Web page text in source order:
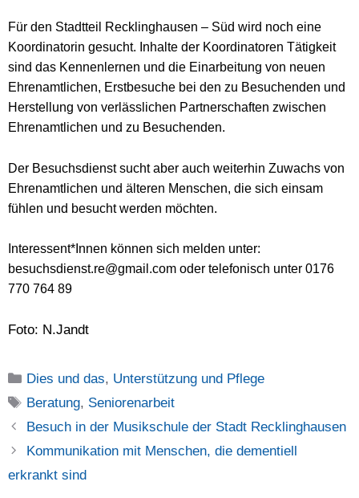
Für den Stadtteil Recklinghausen – Süd wird noch eine
Koordinatorin gesucht. Inhalte der Koordinatoren Tätigkeit
sind das Kennenlernen und die Einarbeitung von neuen
Ehrenamtlichen, Erstbesuche bei den zu Besuchenden und
Herstellung von verlässlichen Partnerschaften zwischen
Ehrenamtlichen und zu Besuchenden.
Der Besuchsdienst sucht aber auch weiterhin Zuwachs von
Ehrenamtlichen und älteren Menschen, die sich einsam
fühlen und besucht werden möchten.
Interessent*Innen können sich melden unter:
besuchsdienst.re@gmail.com oder telefonisch unter 0176
770 764 89
Foto: N.Jandt
Kategorien
Dies und das, Unterstützung und Pflege
Schlagwörter
Beratung, Seniorenarbeit
Besuch in der Musikschule der Stadt Recklinghausen
Kommunikation mit Menschen, die dementiell
erkrankt sind